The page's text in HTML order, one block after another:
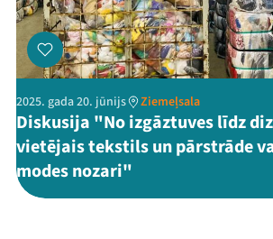
ThreadsFacebookYoutube
X
2025. gada 20. jūnijs Ziemeļsala
Diskusija "No izgāztuves līdz
vietējais tekstils un pārstrāde
modes nozari"